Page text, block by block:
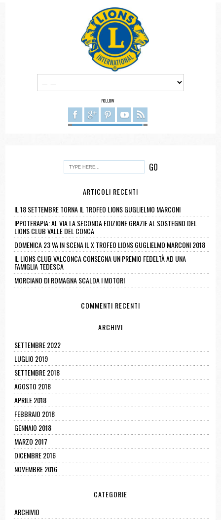
FOLLOW
ARTICOLI RECENTI
IL 18 SETTEMBRE TORNA IL TROFEO LIONS GUGLIELMO MARCONI
IPPOTERAPIA: AL VIA LA SECONDA EDIZIONE GRAZIE AL SOSTEGNO DEL
LIONS CLUB VALLE DEL CONCA
DOMENICA 23 VA IN SCENA IL X TROFEO LIONS GUGLIELMO MARCONI 2018
IL LIONS CLUB VALCONCA CONSEGNA UN PREMIO FEDELTÀ AD UNA
FAMIGLIA TEDESCA
MORCIANO DI ROMAGNA SCALDA I MOTORI
COMMENTI RECENTI
ARCHIVI
SETTEMBRE 2022
LUGLIO 2019
SETTEMBRE 2018
AGOSTO 2018
APRILE 2018
FEBBRAIO 2018
GENNAIO 2018
MARZO 2017
DICEMBRE 2016
NOVEMBRE 2016
CATEGORIE
ARCHIVIO